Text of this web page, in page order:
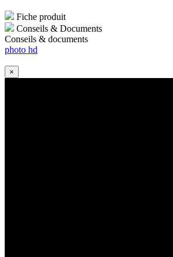
Fiche produit
Conseils & Documents
Conseils & documents
photo hd
×